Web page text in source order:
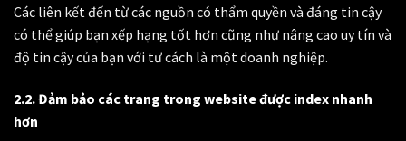
Các liên kết đến từ các nguồn có thẩm quyền và đáng tin cậy
có thể giúp bạn xếp hạng tốt hơn cũng như nâng cao uy tín và
độ tin cậy của bạn với tư cách là một doanh nghiệp.
2.2. Đảm bảo các trang trong website được index nhanh
hơn